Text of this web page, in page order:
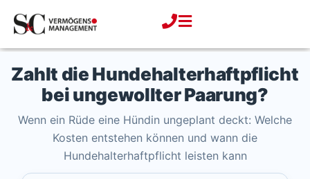
Inhalt
Zahlt die Hundehalterhaftpflicht
bei ungewollter Paarung?
Wenn ein Rüde eine Hündin ungeplant deckt: Welche
Kosten entstehen können und wann die
Hundehalterhaftpflicht leisten kann